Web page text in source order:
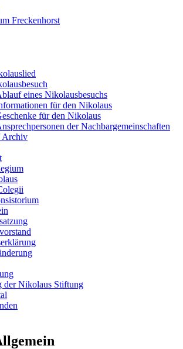
e.V.
eines Nikolausbesuchs
für den Nikolaus
für den Nikolaus
der Nachbargemeinschaften
Archiv
der Nikolaus Stiftung